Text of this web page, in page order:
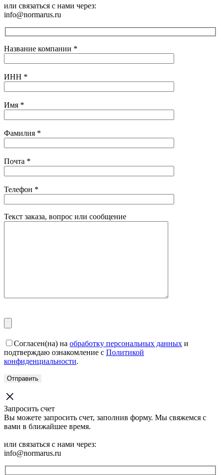
или связаться с нами через:
info@normarus.ru
Название компании *
ИНН *
Имя *
Фамилия *
Почта *
Телефон *
Текст заказа, вопрос или сообщение
Согласен(на) на обработку персональных данных и
подтверждаю ознакомление с Политикой
конфиденциальности.
Запросить счет
Вы можете запросить счет, заполнив форму. Мы свяжемся с
вами в ближайшее время.
или связаться с нами через:
info@normarus.ru